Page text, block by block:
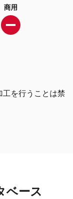
商用
工を行うことは禁
ベース